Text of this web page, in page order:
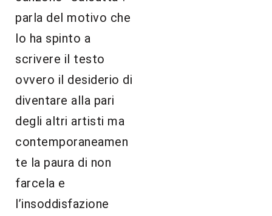
parla del motivo che
lo ha spinto a
scrivere il testo
ovvero il desiderio di
diventare alla pari
degli altri artisti ma
contemporaneamen
te la paura di non
farcela e
l’insoddisfazione